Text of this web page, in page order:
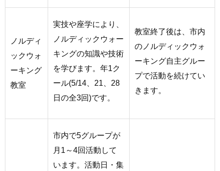
ノルディ
ックウォ
ーキング
教室
実技や座学により、
ノルディックウォー
キングの知識や技術
を学びます。年1ク
ール(5/14、21、28
日の全3回)です。
教室終了後は、市内
のノルディックウォ
ーキング自主グルー
プで活動を続けてい
きます。
市内で5グループが
月1～4回活動して
います。活動日・集